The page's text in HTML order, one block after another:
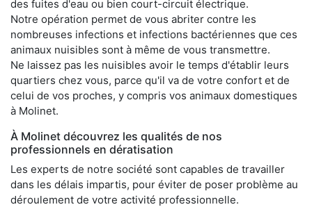
des fuites d'eau ou bien court-circuit électrique.
Notre opération permet de vous abriter contre les
nombreuses infections et infections bactériennes que ces
animaux nuisibles sont à même de vous transmettre.
Ne laissez pas les nuisibles avoir le temps d'établir leurs
quartiers chez vous, parce qu'il va de votre confort et de
celui de vos proches, y compris vos animaux domestiques
à Molinet.
À Molinet découvrez les qualités de nos
professionnels en dératisation
Les experts de notre société sont capables de travailler
dans les délais impartis, pour éviter de poser problème au
déroulement de votre activité professionnelle.